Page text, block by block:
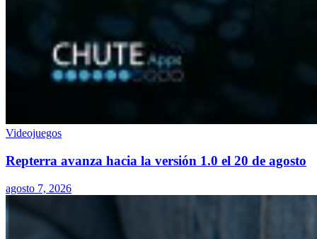
Videojuegos
Repterra avanza hacia la versión 1.0 el 20 de agosto
agosto 7, 2026